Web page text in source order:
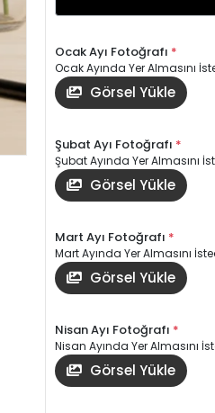
Ocak Ayı Fotoğrafı *
Ocak Ayında Yer Almasını
Görsel Yükle
Şubat Ayı Fotoğrafı *
Şubat Ayında Yer Almasını
Görsel Yükle
Mart Ayı Fotoğrafı *
Mart Ayında Yer Almasını
Görsel Yükle
Nisan Ayı Fotoğrafı *
Nisan Ayında Yer Almasını
Görsel Yükle